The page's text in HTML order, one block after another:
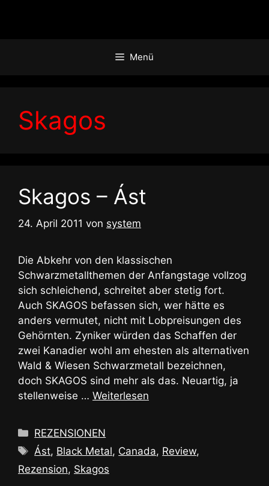
Menü
Skagos
Skagos – Ást
24. April 2011 von system
Die Abkehr von den klassischen
Schwarzmetallthemen der Anfangstage vollzog
sich schleichend, schreitet aber stetig fort.
Auch SKAGOS befassen sich, wer hätte es
anders vermutet, nicht mit Lobpreisungen des
Gehörnten. Zyniker würden das Schaffen der
zwei Kanadier wohl am ehesten als alternativen
Wald & Wiesen Schwarzmetall bezeichnen,
doch SKAGOS sind mehr als das. Neuartig, ja
stellenweise … Weiterlesen
Kategorien
REZENSIONEN
Schlagwörter
Ást, Black Metal, Canada, Review,
Rezension, Skagos